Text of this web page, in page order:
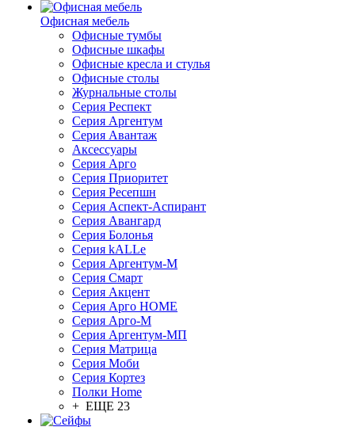
Офисная мебель
Офисные тумбы
Офисные шкафы
Офисные кресла и стулья
Офисные столы
Журнальные столы
Серия Респект
Серия Аргентум
Серия Авантаж
Аксессуары
Серия Арго
Серия Приоритет
Серия Ресепшн
Серия Аспект-Аспирант
Серия Авангард
Серия Болонья
Серия kALLe
Серия Аргентум-М
Серия Смарт
Серия Акцент
Серия Арго HOME
Серия Арго-М
Серия Аргентум-МП
Серия Матрица
Серия Моби
Серия Кортез
Полки Home
+ ЕЩЕ 23